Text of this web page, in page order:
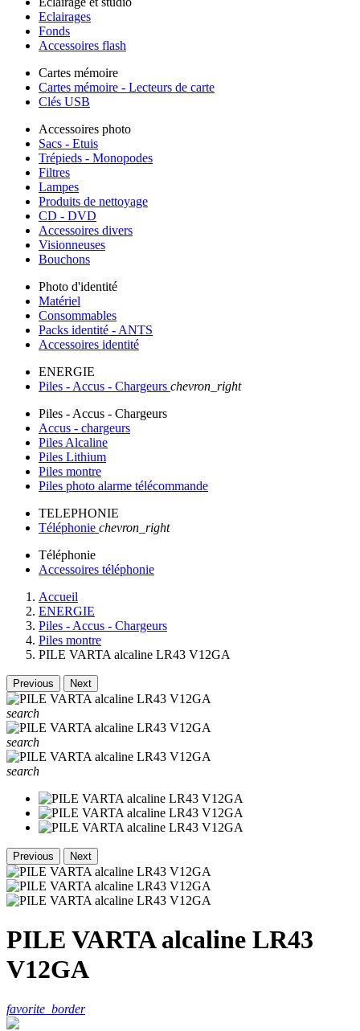
Eclairages
Fonds
Accessoires flash
Cartes mémoire
Cartes mémoire - Lecteurs de carte
Clés USB
Accessoires photo
Sacs - Etuis
Trépieds - Monopodes
Filtres
Lampes
Produits de nettoyage
CD - DVD
Accessoires divers
Visionneuses
Bouchons
Photo d'identité
Matériel
Consommables
Packs identité - ANTS
Accessoires identité
ENERGIE
Piles - Accus - Chargeurs chevron_right
Piles - Accus - Chargeurs
Accus - chargeurs
Piles Alcaline
Piles Lithium
Piles montre
Piles photo alarme télécommande
TELEPHONIE
Téléphonie chevron_right
Téléphonie
Accessoires téléphonie
Accueil
ENERGIE
Piles - Accus - Chargeurs
Piles montre
PILE VARTA alcaline LR43 V12GA
Previous Next
search
search
search
Previous Next
PILE VARTA alcaline LR43
V12GA
favorite_border